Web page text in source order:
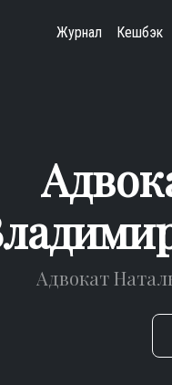
Журнал Кешбэк
Адвокат